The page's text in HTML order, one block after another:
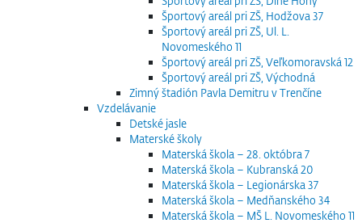
Športový areál pri ZŠ, Hodžova 37
Športový areál pri ZŠ, Ul. L.
Novomeského 11
Športový areál pri ZŠ, Veľkomoravská 12
Športový areál pri ZŠ, Východná
Zimný štadión Pavla Demitru v Trenčíne
Vzdelávanie
Detské jasle
Materské školy
Materská škola – 28. októbra 7
Materská škola – Kubranská 20
Materská škola – Legionárska 37
Materská škola – Medňanského 34
Materská škola – MŠ L. Novomeského 11